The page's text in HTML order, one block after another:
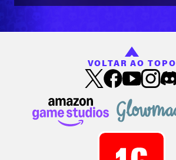
VOLTAR AO TOPO